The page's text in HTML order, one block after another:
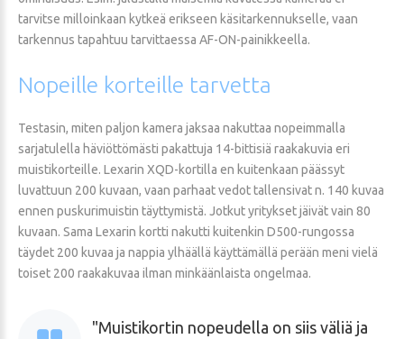
tarvitse milloinkaan kytkeä erikseen käsitarkennukselle, vaan
tarkennus tapahtuu tarvittaessa AF-ON-painikkeella.
Nopeille korteille tarvetta
Testasin, miten paljon kamera jaksaa nakuttaa nopeimmalla
sarjatulella häviöttömästi pakattuja 14-bittisiä raakakuvia eri
muistikorteille. Lexarin XQD-kortilla en kuitenkaan päässyt
luvattuun 200 kuvaan, vaan parhaat vedot tallensivat n. 140 kuvaa
ennen puskurimuistin täyttymistä. Jotkut yritykset jäivät vain 80
kuvaan. Sama Lexarin kortti nakutti kuitenkin D500-rungossa
täydet 200 kuvaa ja nappia ylhäällä käyttämällä perään meni vielä
toiset 200 raakakuvaa ilman minkäänlaista ongelmaa.
Muistikortin nopeudella on siis väliä ja